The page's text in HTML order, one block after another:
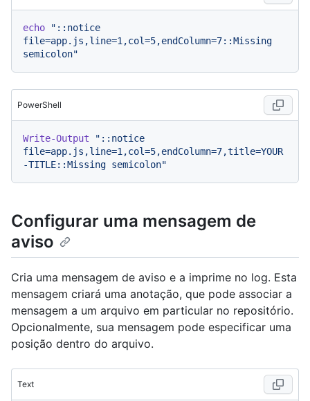
echo
"::notice
file=app.js,line=1,col=5,endColumn=7::Missing
semicolon"
PowerShell
Write-Output
"::notice
file=app.js,line=1,col=5,endColumn=7,title=YOUR
-TITLE::Missing semicolon"
Configurar uma mensagem de
aviso
Cria uma mensagem de aviso e a imprime no log. Esta
mensagem criará uma anotação, que pode associar a
mensagem a um arquivo em particular no repositório.
Opcionalmente, sua mensagem pode especificar uma
posição dentro do arquivo.
Text